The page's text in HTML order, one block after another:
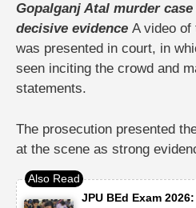
Gopalganj Atal murder
decisive evidence A video of
was presented in court, in
seen inciting the crowd and
statements.
The prosecution presented
at the scene as strong
JPU BEd Exam 2026: